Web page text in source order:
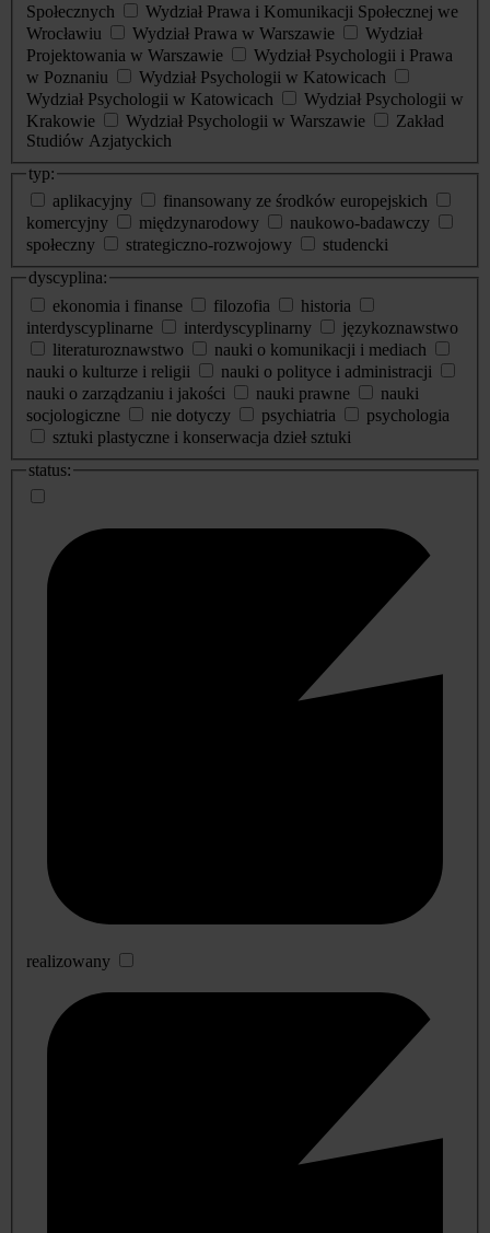
Społecznych
Wydział Prawa i Komunikacji Społecznej we
Wrocławiu
Wydział Prawa w Warszawie
Wydział
Projektowania w Warszawie
Wydział Psychologii i Prawa
w Poznaniu
Wydział Psychologii w Katowicach
Wydział Psychologii w Katowicach
Wydział Psychologii w
Krakowie
Wydział Psychologii w Warszawie
Zakład
Studiów Azjatyckich
typ:
aplikacyjny
finansowany ze środków europejskich
komercyjny
międzynarodowy
naukowo-badawczy
społeczny
strategiczno-rozwojowy
studencki
dyscyplina:
ekonomia i finanse
filozofia
historia
interdyscyplinarne
interdyscyplinarny
językoznawstwo
literaturoznawstwo
nauki o komunikacji i mediach
nauki o kulturze i religii
nauki o polityce i administracji
nauki o zarządzaniu i jakości
nauki prawne
nauki
socjologiczne
nie dotyczy psychiatria
psychologia
sztuki plastyczne i konserwacja dzieł sztuki
status:
realizowany